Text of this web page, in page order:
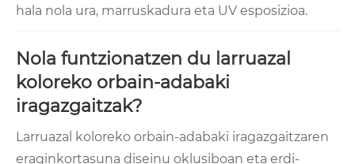
hala nola ura, marruskadura eta UV esposizioa.
Nola funtzionatzen du larruazal
koloreko orbain-adabaki
iragazgaitzak?
Larruazal koloreko orbain-adabaki iragazgaitzaren
eraginkortasuna diseinu oklusiboan eta erdi-